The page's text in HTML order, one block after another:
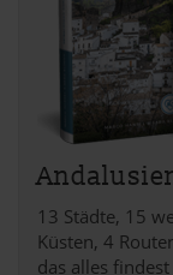
13 Städte, 15
Küsten, 4
das alles